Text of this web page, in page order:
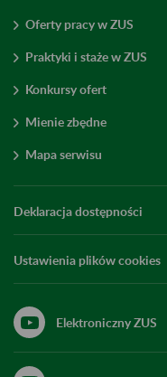
Oferty pracy w ZUS
Praktyki i staże w ZUS
Konkursy ofert
Mienie zbędne
Mapa serwisu
Deklaracja dostępności
Ustawienia plików cookies
Elektroniczny ZUS